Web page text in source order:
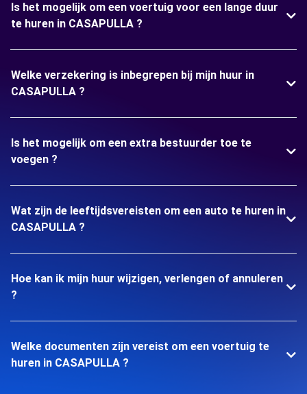
Is het mogelijk om een voertuig voor een lange duur
te huren in CASAPULLA ?
Welke verzekering is inbegrepen bij mijn huur in
CASAPULLA ?
Is het mogelijk om een extra bestuurder toe te
voegen ?
Wat zijn de leeftijdsvereisten om een auto te huren in
CASAPULLA ?
Hoe kan ik mijn huur wijzigen, verlengen of annuleren
?
Welke documenten zijn vereist om een voertuig te
huren in CASAPULLA ?